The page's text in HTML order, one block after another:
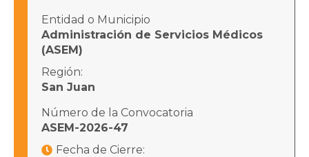
Entidad o Municipio
Administración de Servicios Médicos
(ASEM)
Región:
San Juan
Número de la Convocatoria
ASEM-2026-47
 Fecha de Cierre: